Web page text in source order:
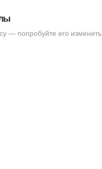
— попробуйте его изменить.